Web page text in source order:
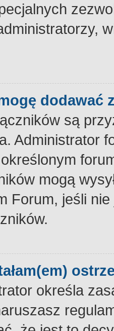
dodawać
są
Administrator
mogą
Forum, jeśli
określa